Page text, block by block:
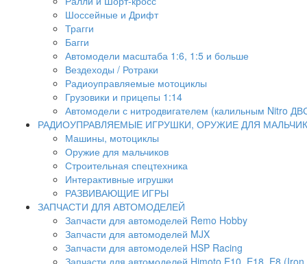
Шоссейные и Дрифт
Трагги
Багги
Автомодели масштаба 1:6, 1:5 и больше
Вездеходы / Ротраки
Радиоуправляемые мотоциклы
Грузовики и прицепы 1:14
Автомодели с нитродвигателем (калильным Nitro
РАДИОУПРАВЛЯЕМЫЕ ИГРУШКИ, ОРУЖИЕ ДЛЯ
Машины, мотоциклы
Оружие для мальчиков
Строительная спецтехника
Интерактивные игрушки
РАЗВИВАЮЩИЕ ИГРЫ
ЗАПЧАСТИ ДЛЯ АВТОМОДЕЛЕЙ
Запчасти для автомоделей Remo Hobby
Запчасти для автомоделей MJX
Запчасти для автомоделей HSP Racing
Запчасти для автомоделей Himoto E10, E18, E8